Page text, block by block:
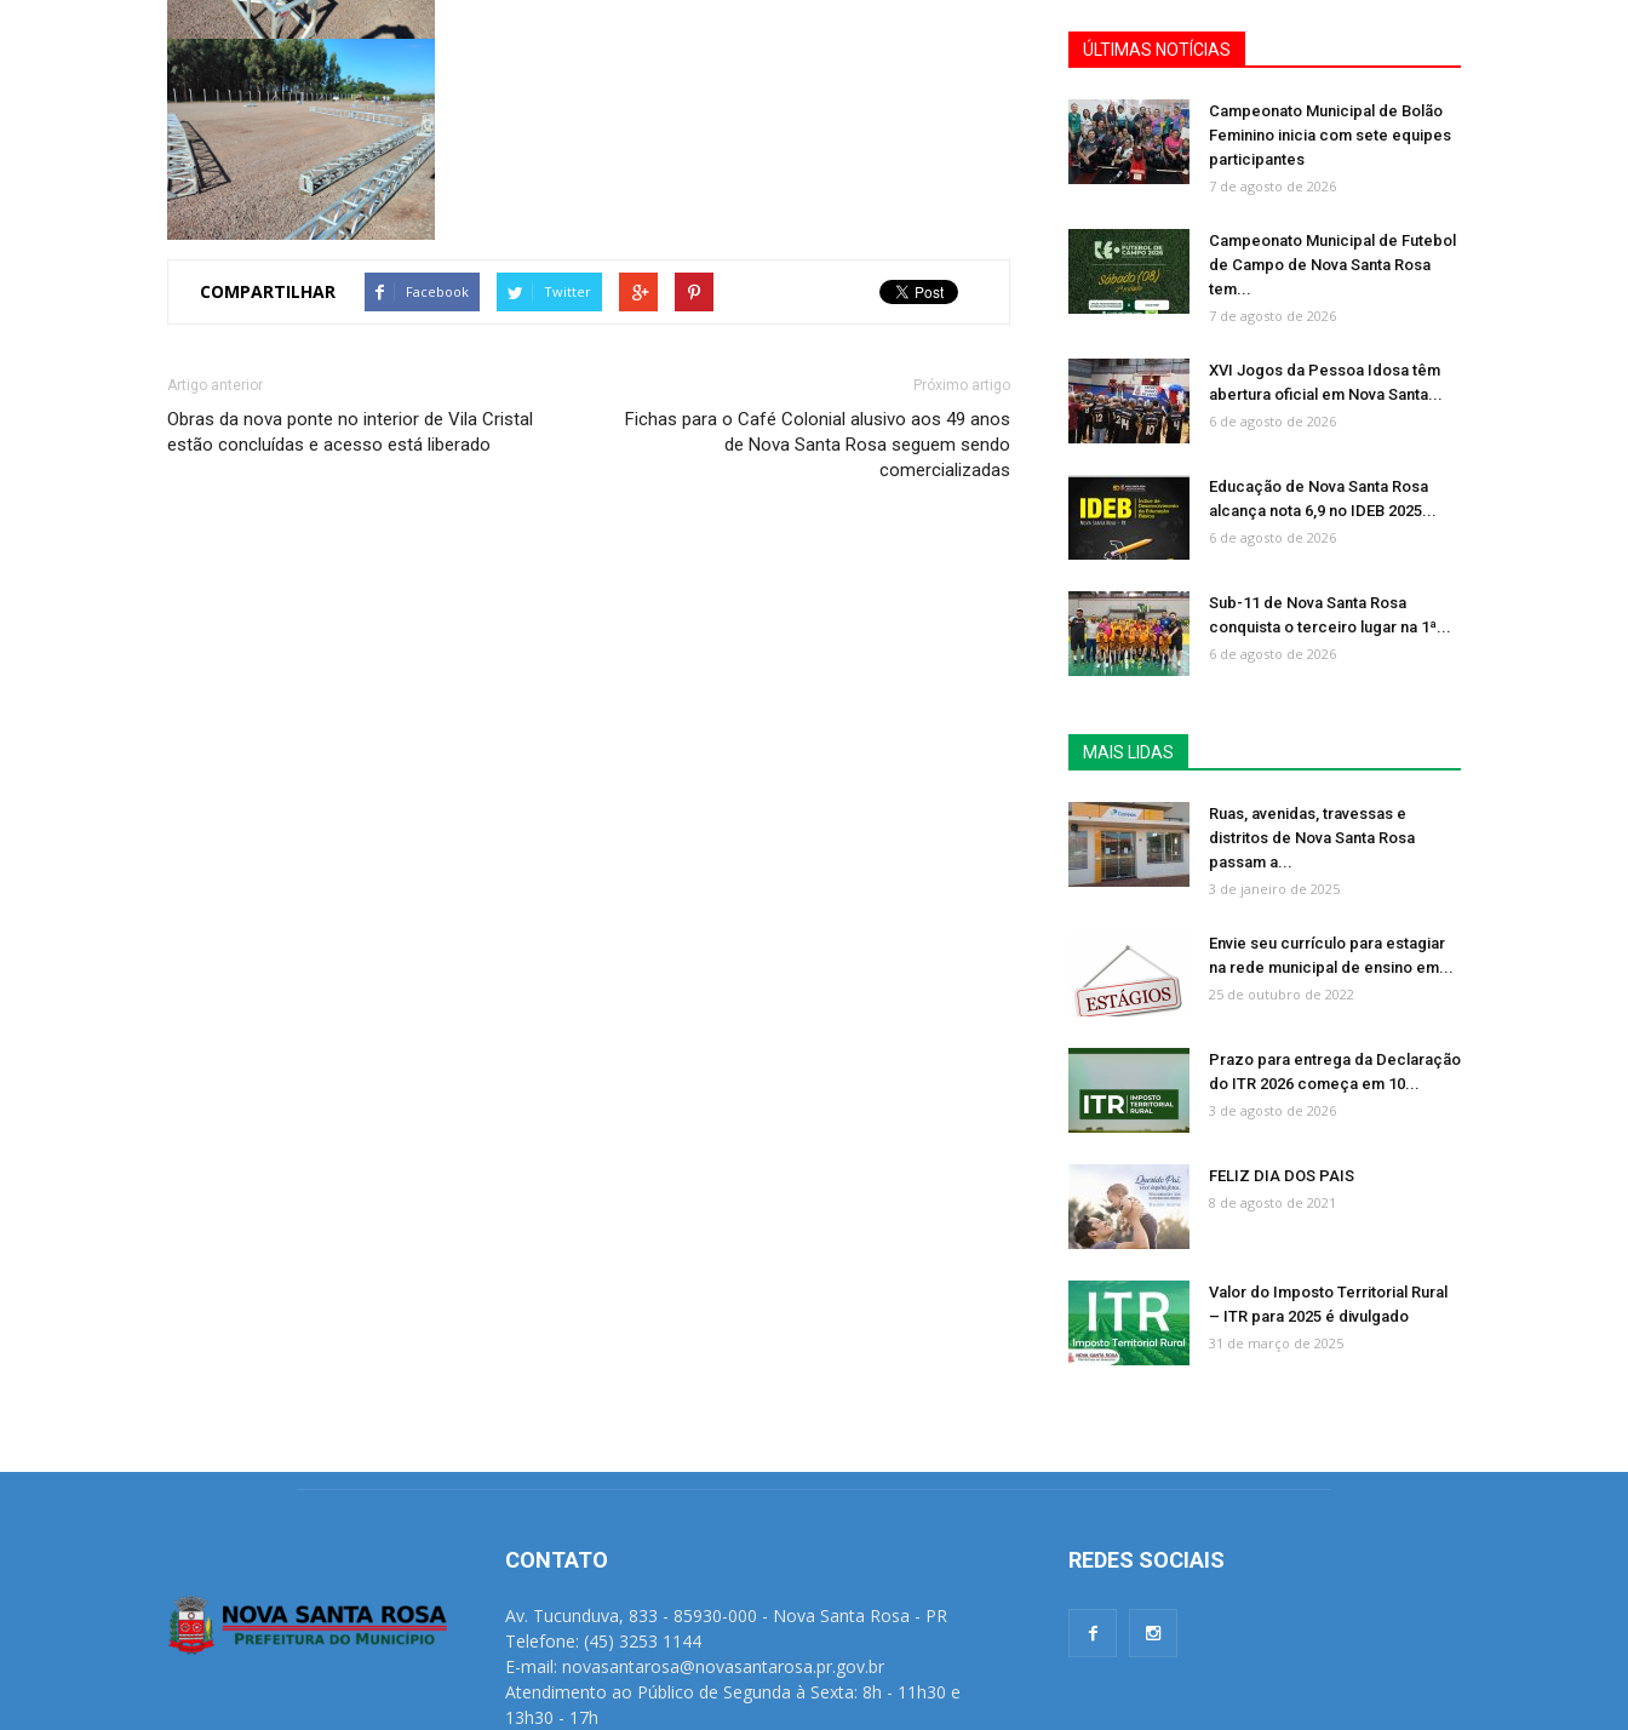
COMPARTILHAR Facebook Twitter
Artigo anterior
Obras da nova ponte no interior de Vila Cristal
estão concluídas e acesso está liberado
Próximo artigo
Fichas para o Café Colonial alusivo aos 49 anos
de Nova Santa Rosa seguem sendo
comercializadas
ÚLTIMAS NOTÍCIAS
Campeonato Municipal de Bolão
Feminino inicia com sete equipes
participantes
7 de agosto de 2026
Campeonato Municipal de Futebol
de Campo de Nova Santa Rosa
tem...
7 de agosto de 2026
XVI Jogos da Pessoa Idosa têm
abertura oficial em Nova Santa...
6 de agosto de 2026
Educação de Nova Santa Rosa
alcança nota 6,9 no IDEB 2025...
6 de agosto de 2026
Sub-11 de Nova Santa Rosa
conquista o terceiro lugar na 1ª...
6 de agosto de 2026
MAIS LIDAS
Ruas, avenidas, travessas e
distritos de Nova Santa Rosa
passam a...
3 de janeiro de 2025
Envie seu currículo para estagiar
na rede municipal de ensino em...
25 de outubro de 2022
Prazo para entrega da Declaração
do ITR 2026 começa em 10...
3 de agosto de 2026
FELIZ DIA DOS PAIS
8 de agosto de 2021
Valor do Imposto Territorial Rural
– ITR para 2025 é divulgado
31 de março de 2025
CONTATO
Av. Tucunduva, 833 - 85930-000 - Nova Santa Rosa - PR
Telefone: (45) 3253 1144
E-mail: novasantarosa@novasantarosa.pr.gov.br
Atendimento ao Público de Segunda à Sexta: 8h - 11h30 e
13h30 - 17h
REDES SOCIAIS